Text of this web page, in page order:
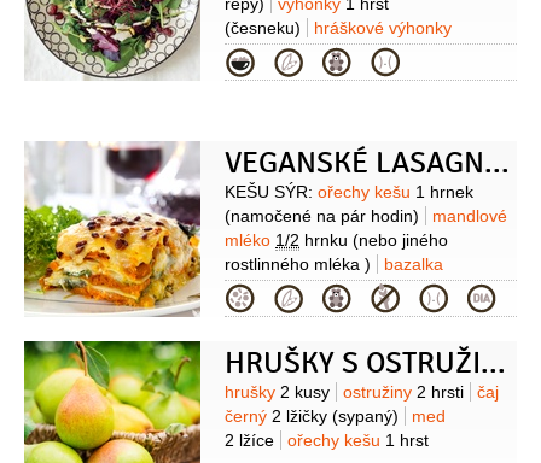
(česneku)
hráškové výhonky
1 hrst
dýňový olej 4 lžíce
1 hrst (sušené)
semínka piniová
jablečný 2 lžíce
sezamová pasta
1 lžíce
česnek1 stroužek
sůl
himalájská1/2lžičky pepř
Kategorie
VEGANSKÉ LASAGNE KEŠU SÝR
Suroviny
KEŠU SÝR: ořechy kešu 1 hrnek
(namočené na pár hodin)
mandlové
mléko 1/2 hrnku (nebo jiného
rostlinného mléka )
bazalka
1 hrst
česnek2 stroužky
sůl mořská
1/2lžičky (nebo himalájská)
malých)
sůl mořská
olej olivový
RAJČATOVÁ OMÁČKA:
olej olivový
1 lžíce
cibule1 kus
(nadrobno
nakrájená)
česnek
2 stroužky
Kategorie
HRUŠKY S OSTRUŽINOVOU OMÁČKOU
Suroviny
hrušky 2 kusy ostružiny 2 hrsti
čaj
černý 2 lžičky (sypaný)
med
2 lžíce
ořechy kešu 1 hrst